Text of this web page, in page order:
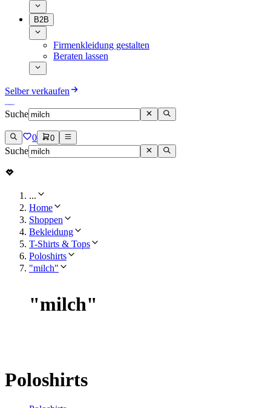
B2B
Firmenkleidung gestalten
Beraten lassen
Selber verkaufen
Suche
0 0
Suche
...
Home
Shoppen
Bekleidung
T-Shirts & Tops
Poloshirts
"milch"
"milch"
Poloshirts